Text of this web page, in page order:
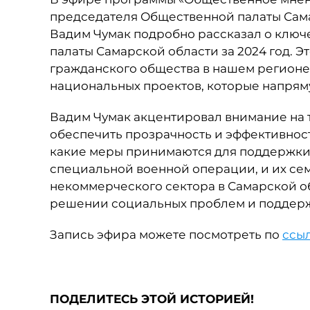
председателя Общественной палаты
Вадим Чумак подробно рассказал о
палаты Самарской области за 2024 год.
гражданского общества в нашем
национальных проектов, которые
Вадим Чумак акцентировал внимание на
обеспечить прозрачность и
какие меры принимаются для
специальной военной операции, и их
некоммерческого сектора в Самарской
решении социальных проблем и
Запись эфира можете посмотреть по
ПОДЕЛИТЕСЬ ЭТОЙ ИСТОРИЕЙ!